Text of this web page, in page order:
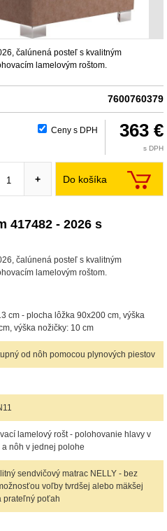
čalúnená posteľ s kvalitným
lamelovým roštom.
7600760379
Ceny s DPH 363 €
s DPH
Do košíka
+
417482 - 2026 s
čalúnená posteľ s kvalitným
lamelovým roštom.
cm - plocha lôžka 90x200 cm, výška
výška nožičky: 10 cm
od nôh pomocou plynových piestov
lamelový rošt - polohovanie hlavy v
nôh v jednej polohe
sendvičový matrac NELLY - bez
voľby tvrdšej alebo mäkšej
prateľný poťah